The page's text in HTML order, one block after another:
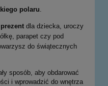
polaru
prezent dla dziecka, uroczy
parapet czy pod
do świątecznych
sposób, aby obdarować
i wprowadzić do wnętrza